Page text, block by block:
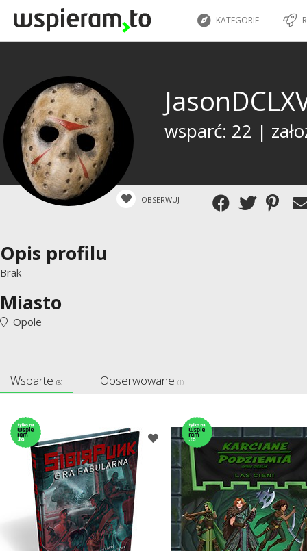
KATEGORIE
wsparć: 22 |
OBSERWUJ
Opis profilu
Brak
Miasto
Opole
Wsparte (8) Obserwowane (1)